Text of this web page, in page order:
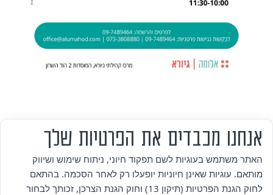
אזור אישי
אנחנו מכבדים את הפרטיות שלך
האתר משתמש בעוגיות לשם תפקוד חיוני, ניתוח שימוש ושיווק
מותאם. עוגיות שאינן חיוניות יופעלו רק לאחר הסכמה. בהתאם
לחוק הגנת הפרטיות (תיקון 13) וחוק הגנת הצרכן, זכותך לבחור